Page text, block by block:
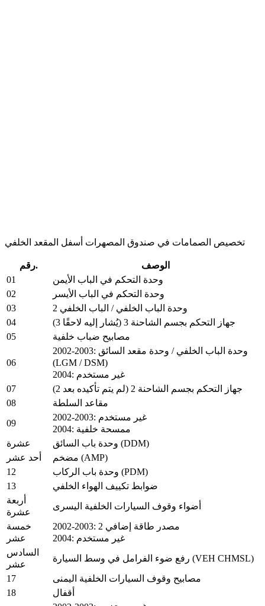
تخصيص الصمامات في صندوق المصهرات أسفل المقعد الخلفي
رقم.
الوصف
01
وحدة التحكم في الباب الأيمن
02
وحدة التحكم في الباب الأيسر
03
وحدة الباب الخلفي / الباب الخلفي 2
04
جهاز التحكم بجسم الشاحنة 3 (يُشار إليه لاحقًا 3)
05
مصابيح ضباب خلفية
06
2002-2003: وحدة الباب الخلفي / وحدة مقعد السائق
(LGM / DSM)
2004: غير مستخدم
07
جهاز التحكم بجسم الشاحنة 2 (لم يتم تأكيده بعد 2)
08
مقاعد السلطة
09
2002-2003: غير مستخدم
2004: ممسحة خلفية
عشرة
وحدة باب السائق (DDM)
أحد عشر
مضخم (AMP)
12
وحدة باب الركاب (PDM)
13
ضوابط تكييف الهواء الخلفي
أربعة
عشرة
أضواء وقوف السيارات الخلفية اليسرى
خمسة
عشر
2002-2003: مصدر طاقة إضافي 2
2004: غير مستخدم
السادس
عشر
رفع ضوء الفرامل في وسط السيارة (VEH CHMSL)
17
مصابيح وقوف السيارات الخلفية اليمنى
18
أقفال